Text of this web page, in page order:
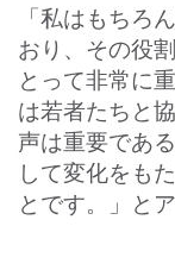
「私はもちろ
おり、その役
とって非常に
は若者たちと
声は重要であ
して変化をも
とです。」と